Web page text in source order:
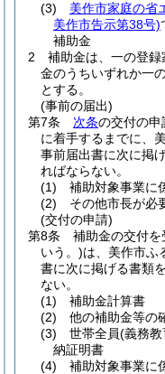
(3)
美作市家庭の省
美作市告示第38号)
補助金
2
補助金は、一の登録
金のうちいずれか一
とする。
(事前の届出)
第7条
次条の交付の申
に着手するまでに、
事前届出書に次に掲
ればならない。
(1)
補助対象事業に
(2)
その他市長が必
(交付の申請)
第8条
補助金の交付
いう。)は、美作市ふ
書に次に掲げる書類
ない。
(1)
補助金計算書
(2)
他の補助金等の
(3)
世帯全員(義務教
納証明書
(4)
補助対象事業に